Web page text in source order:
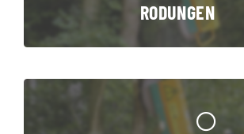
RODUNGEN